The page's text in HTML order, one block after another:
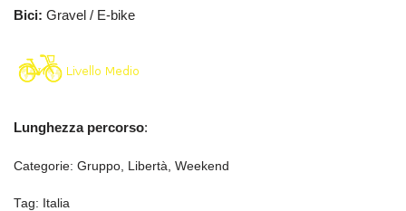
Bici: Gravel / E-bike
Lunghezza percorso:
Categorie: Gruppo Libertà Weekend
Tag: Italia